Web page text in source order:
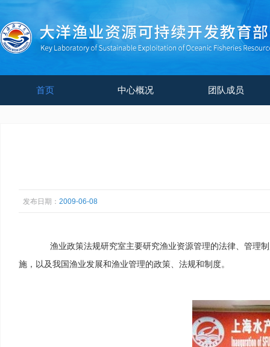
首页 中心概况 团队成员
发布日期： 2009-06-08
渔业政策法规研究室主要研究渔业资源管理的法律、管理制
施，以及我国渔业发展和渔业管理的政策、法规和制度。